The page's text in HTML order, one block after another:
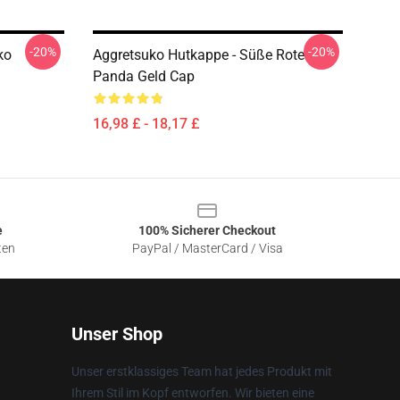
-20%
Aggretsuko Hutkappe - Süße Rote
Panda Geld Cap
16,98 £ - 18,17 £
-20%
100% Sicherer Checkout
PayPal / MasterCard / Visa
Unser Shop
Unser erstklassiges Team hat jedes Produkt mit
Ihrem Stil im Kopf entworfen. Wir bieten eine